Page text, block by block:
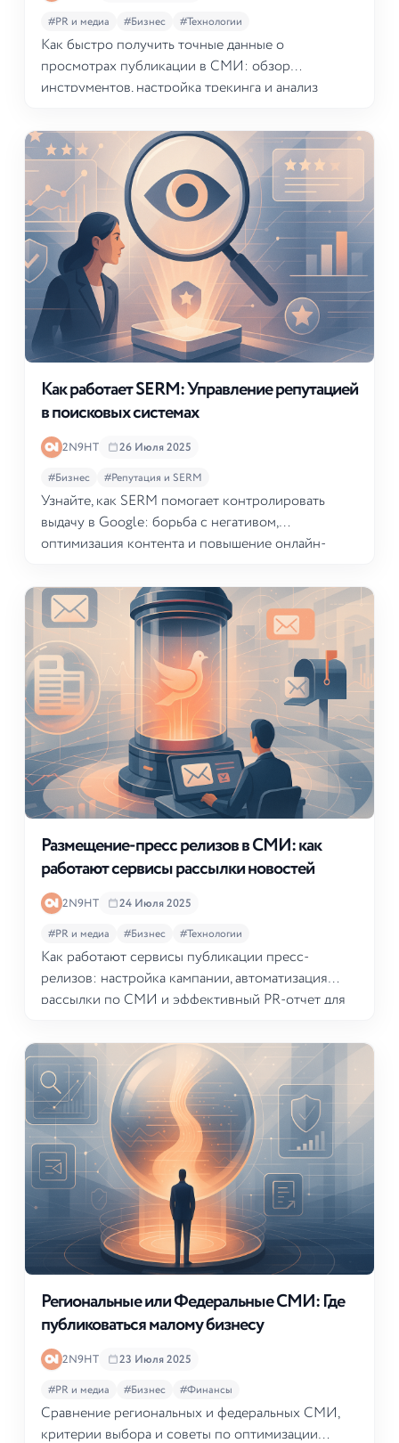
#PR и медиа #Бизнес #Технологии
Как быстро получить точные данные о
просмотрах публикации в СМИ: обзор
инструментов, настройка трекинга и анализ
Как работает SERM: Управление репутацией
в поисковых системах
2N9HT 26 Июля 2025
#Бизнес #Репутация и SERM
Узнайте, как SERM помогает контролировать
выдачу в Google: борьба с негативом,
оптимизация контента и повышение онлайн-
Размещение-пресс релизов в СМИ: как
работают сервисы рассылки новостей
2N9HT 24 Июля 2025
#PR и медиа #Бизнес #Технологии
Как работают сервисы публикации пресс-
релизов: настройка кампании, автоматизация
рассылки по СМИ и эффективный PR-отчет для
Региональные или Федеральные СМИ: Где
публиковаться малому бизнесу
2N9HT 23 Июля 2025
#PR и медиа #Бизнес #Финансы
Сравнение региональных и федеральных СМИ,
критерии выбора и советы по оптимизации